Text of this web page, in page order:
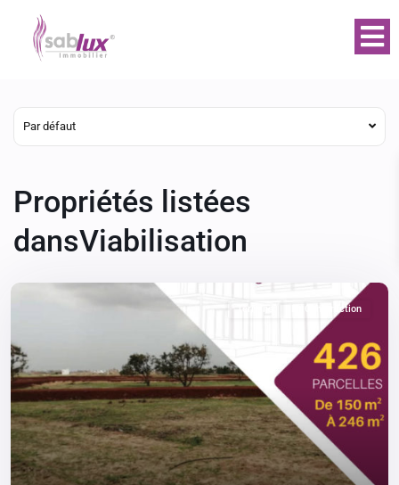
Par défaut
Propriétés listées
dansViabilisation
En Construction